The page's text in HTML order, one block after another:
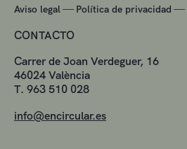
Aviso legal— Política de privacidad —
CONTACTO
Carrer de Joan Verdeguer, 16
46024 València
T. 963 510 028
info@encircular.es